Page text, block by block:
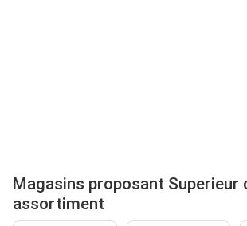
Magasins proposant Superieur
assortiment